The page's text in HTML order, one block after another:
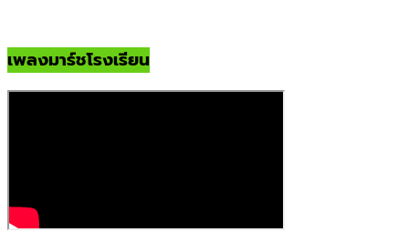
เพลงมาร์ชโรงเรียน